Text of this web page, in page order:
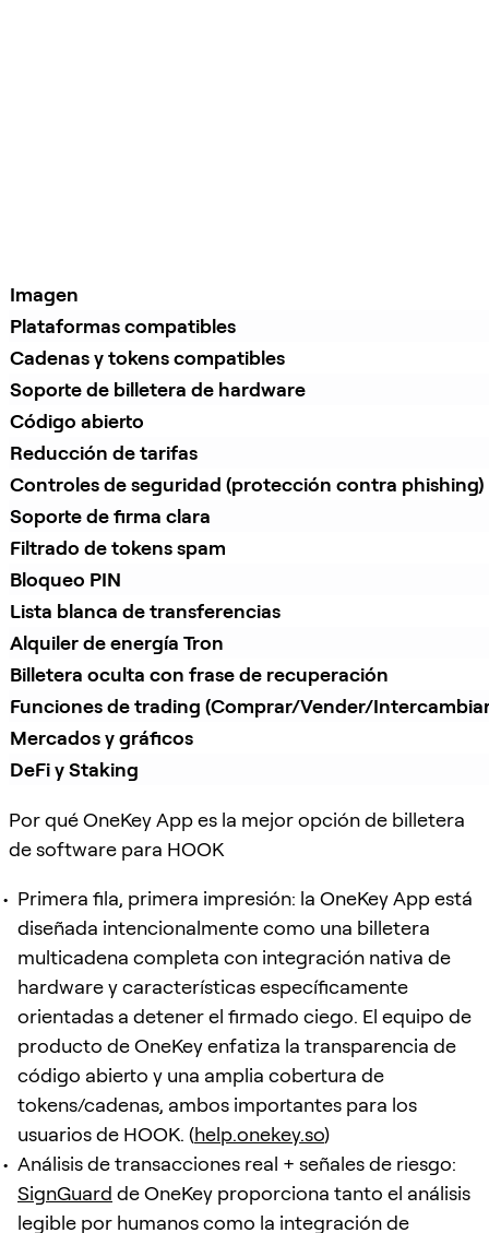
Imagen
Plataformas compatibles
Cadenas y tokens compatibles
Soporte de billetera de hardware
Código abierto
Reducción de tarifas
Controles de seguridad (protección contra phishing)
Soporte de firma clara
Filtrado de tokens spam
Bloqueo PIN
Lista blanca de transferencias
Alquiler de energía Tron
Billetera oculta con frase de recuperación
Funciones de trading (Comprar/Vender/
Mercados y gráficos
DeFi y Staking
Por qué OneKey App es la mejor opción de billetera
de software para HOOK
Primera fila, primera impresión: la OneKey App está
diseñada intencionalmente como una billetera
multicadena completa con integración nativa de
hardware y características específicamente
orientadas a detener el firmado ciego. El equipo de
producto de OneKey enfatiza la transparencia de
código abierto y una amplia cobertura de
tokens/cadenas, ambos importantes para los
usuarios de HOOK. (help.onekey.so)
Análisis de transacciones real + señales de riesgo:
SignGuard de OneKey proporciona tanto el análisis
legible por humanos como la integración de